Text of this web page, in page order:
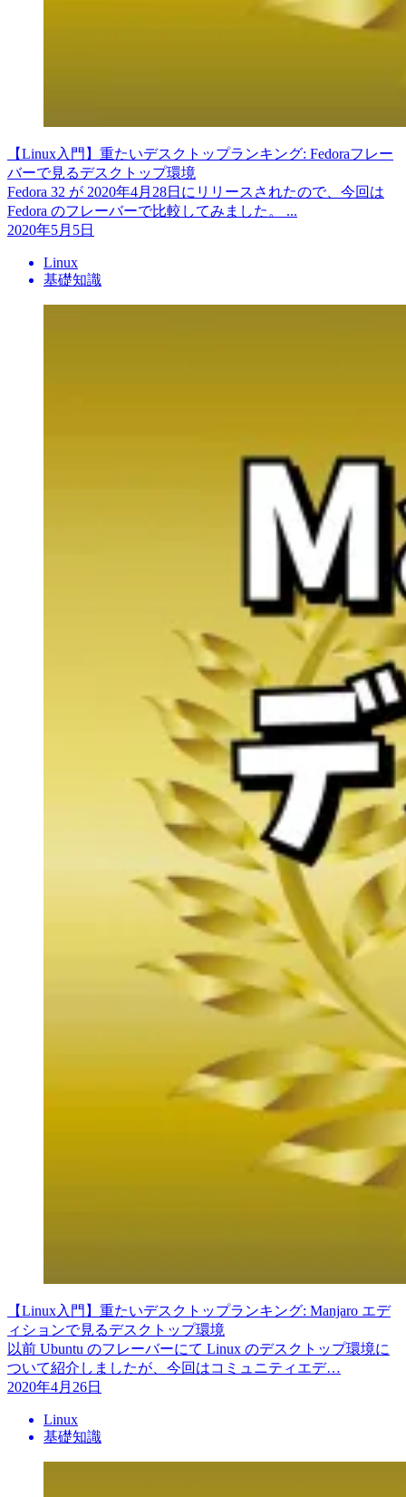
【Linux入門】重たいデスクトップランキング: Fedoraフレー
バーで見るデスクトップ環境
Fedora 32 が 2020年4月28日にリリースされたので、今回は
Fedora のフレーバーで比較してみました。 ...
2020年5月5日
Linux
基礎知識
【Linux入門】重たいデスクトップランキング: Manjaro エデ
ィションで見るデスクトップ環境
以前 Ubuntu のフレーバーにて Linux のデスクトップ環境に
ついて紹介しましたが、今回はコミュニティエデ…
2020年4月26日
Linux
基礎知識